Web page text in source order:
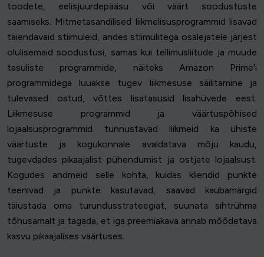
toodete, eelisjuurdepääsu või väärt soodustuste
saamiseks. Mitmetasandilised liikmelisusprogrammid lisavad
täiendavaid stiimuleid, andes stiimulitega osalejatele järjest
olulisemaid soodustusi, samas kui tellimusliitude ja muude
tasuliste programmide, näiteks Amazon Prime'i
programmidega luuakse tugev liikmesuse säilitamine ja
tulevased ostud, võttes lisatasusid lisahüvede eest.
Liikmesuse programmid ja väärtuspõhised
lojaalsusprogrammid tunnustavad liikmeid ka ühiste
väärtuste ja kogukonnale avaldatava mõju kaudu,
tugevdades pikaajalist pühendumist ja ostjate lojaalsust.
Kogudes andmeid selle kohta, kuidas kliendid punkte
teenivad ja punkte kasutavad, saavad kaubamärgid
täiustada oma turundusstrateegiat, suunata sihtrühma
tõhusamalt ja tagada, et iga preemiakava annab mõõdetava
kasvu pikaajalises väärtuses.